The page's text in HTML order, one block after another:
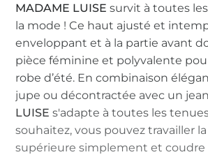
MADAME LUISE survit à toutes
la mode ! Ce haut ajusté et
enveloppant et à la partie avant
pièce féminine et polyvalente
robe d’été. En combinaison
jupe ou décontractée avec un
LUISE s'adapte à toutes les
souhaitez, vous pouvez travailler
supérieure simplement et coudre